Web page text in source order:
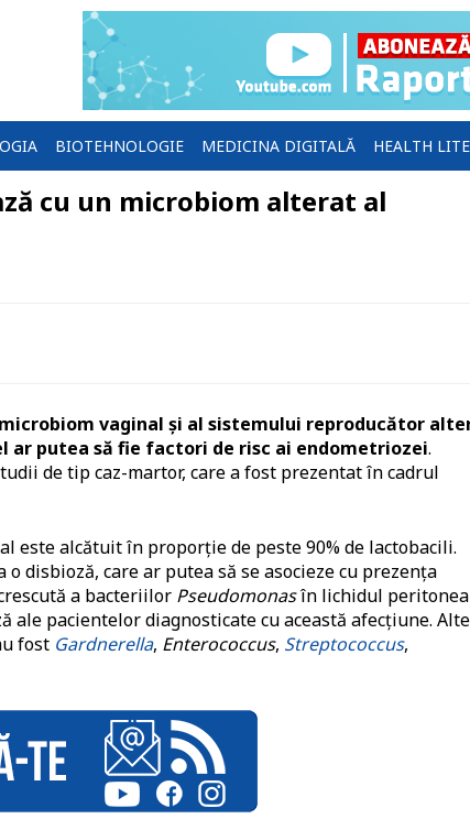
BIOTEHNOLOGIE MEDICINA DIGITALĂ HEALTH
cu un microbiom alterat al
vaginal şi al sistemului reproducător
ar putea să fie factori de risc ai endometriozei.
de tip caz-martor, care a fost prezentat în cadrul
este alcătuit în proporţie de peste 90% de lactobacili.
o disbioză, care ar putea să se asocieze cu prezenţa
a bacteriilor Pseudomonasîn lichidul
pacientelor diagnosticate cu această afecţiune. Alte
fost Gardnerella, Enterococcus, Streptococcus,